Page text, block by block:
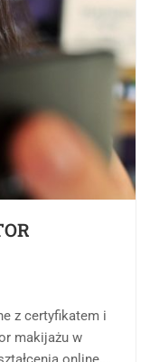
z certyfikatem i
makijażu w